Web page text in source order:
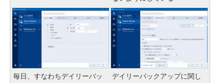
毎日、すなわちデイリーバッ
デイリーバックアップに関し